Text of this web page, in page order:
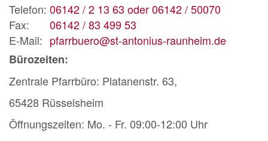
Telefon: 06142 / 2 13 63 oder 06142 / 50070
Fax:
06142 / 83 499 53
E-Mail: pfarrbuero@st-antonius-raunheim.de
Bürozeiten:
Zentrale Pfarrbüro: Platanenstr. 63,
65428 Rüsselsheim
Öffnungszeiten: Mo. - Fr. 09:00-12:00 Uhr